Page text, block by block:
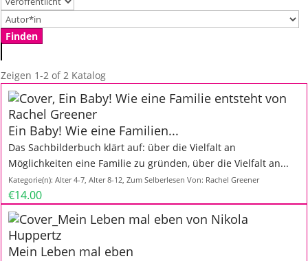
Zeigen 1-2 of 2 Katalog
Ein Baby! Wie eine Familien...
Das Sachbilderbuch klärt auf: über die Vielfalt an
Möglichkeiten eine Familie zu gründen, über die Vielfalt an...
Kategorie(n): Alter 4-7, Alter 8-12, Zum Selberlesen Von: Rachel Greener
€14.00
Mein Leben mal eben